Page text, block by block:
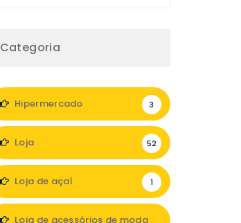
Categoria
Hipermercado 3
Loja 52
Loja de açaí 1
Loja de acessórios de moda